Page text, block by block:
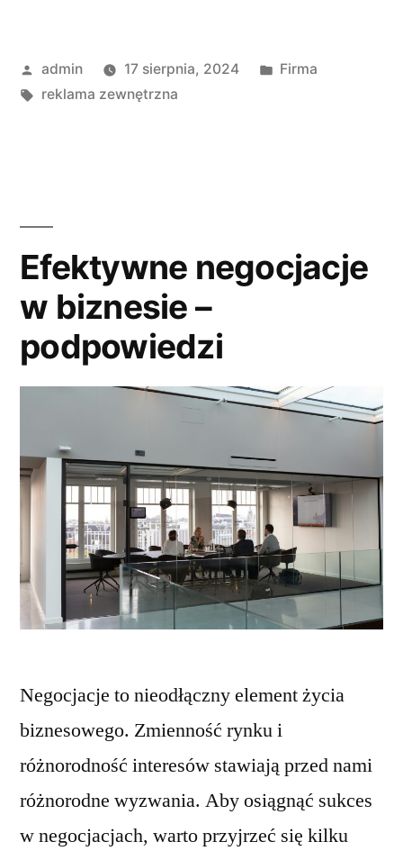
reklamy
zewnętrznej”
Opublikowane
przez
admin 17 sierpnia, 2024
Opublikowano
Firma
Tagi:
reklama zewnętrzna
Efektywne negocjacje
w biznesie –
podpowiedzi
Negocjacje to nieodłączny element życia
biznesowego. Zmienność rynku i
różnorodność interesów stawiają przed nami
różnorodne wyzwania. Aby osiągnąć sukces
w negocjacjach, warto przyjrzeć się kilku